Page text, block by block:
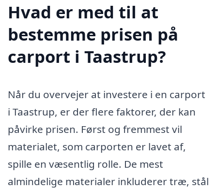
Hvad er med til at
bestemme prisen på
carport i Taastrup?
Når du overvejer at investere i en carport
i Taastrup, er der flere faktorer, der kan
påvirke prisen. Først og fremmest vil
materialet, som carporten er lavet af,
spille en væsentlig rolle. De mest
almindelige materialer inkluderer træ, stål